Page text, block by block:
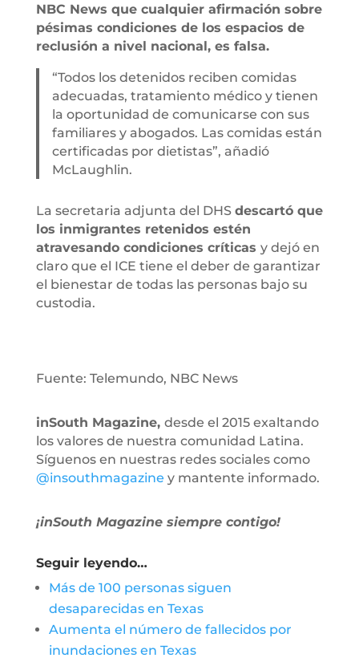
NBC News que cualquier afirmación sobre
pésimas condiciones de los espacios de
reclusión a nivel nacional, es falsa.
“Todos los detenidos reciben comidas
adecuadas, tratamiento médico y tienen
la oportunidad de comunicarse con sus
familiares y abogados. Las comidas están
certificadas por dietistas”, añadió
McLaughlin.
La secretaria adjunta del DHS descartó que
los inmigrantes retenidos estén
atravesando condiciones críticas y dejó en
claro que el ICE tiene el deber de garantizar
el bienestar de todas las personas bajo su
custodia.
Fuente: Telemundo, NBC News
inSouth Magazine, desde el 2015 exaltando
los valores de nuestra comunidad Latina.
Síguenos en nuestras redes sociales como
@insouthmagazine y mantente informado.
¡inSouth Magazine siempre contigo!
Seguir leyendo…
Más de 100 personas siguen
desaparecidas en Texas
Aumenta el número de fallecidos por
inundaciones en Texas